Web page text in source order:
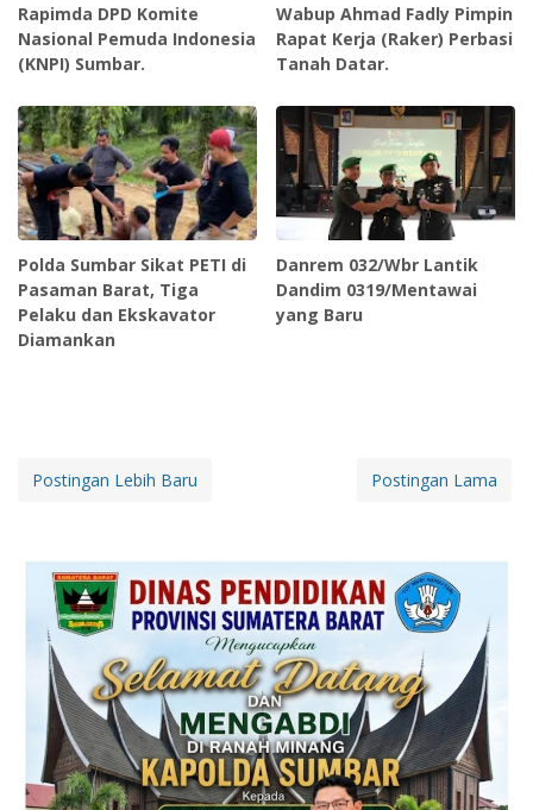
Rapimda DPD Komite
Nasional Pemuda Indonesia
(KNPI) Sumbar.
Wabup Ahmad Fadly Pimpin
Rapat Kerja (Raker) Perbasi
Tanah Datar.
‎Polda Sumbar Sikat PETI di
Pasaman Barat, Tiga
Pelaku dan Ekskavator
Diamankan ‎
Danrem 032/Wbr Lantik
Dandim 0319/Mentawai
yang Baru
Postingan Lebih Baru Postingan Lama